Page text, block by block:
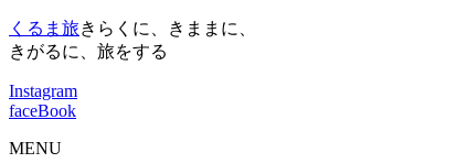
くるま旅きらくに、きままに、
きがるに、旅をする
Instagram
faceBook
MENU